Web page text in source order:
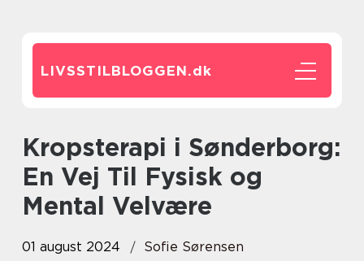
LIVSSTILBLOGGEN.dk
Kropsterapi i Sønderborg:
En Vej Til Fysisk og
Mental Velvære
01 august 2024
Sofie Sørensen